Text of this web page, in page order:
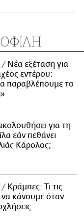
Νέα εξέταση για
εντέρου:
παραβλέπουμε το
για τη
εάν πεθάνει
Κάρολος;
Κράμπες: Τι τις
να κάνουμε όταν